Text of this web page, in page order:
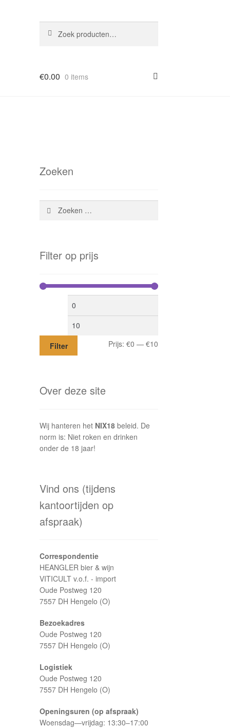
naar:
€0.00 0 items
Zoeken
Zoeken
naar:
Filter op prijs
Min.
Filter Prijs: €0 — €10
Over deze site
Wij hanteren het NIX18 beleid. De
norm is: Niet roken en drinken
onder de 18 jaar!
Vind ons (tijdens
kantoortijden op
afspraak)
Correspondentie
HEANGLER bier & wijn
VITICULT v.o.f. - import
Oude Postweg 120
7557 DH Hengelo (O)
Bezoekadres
Oude Postweg 120
7557 DH Hengelo (O)
Logistiek
Oude Postweg 120
7557 DH Hengelo (O)
Openingsuren (op afspraak)
Woensdag—vrijdag: 13:30–17:00